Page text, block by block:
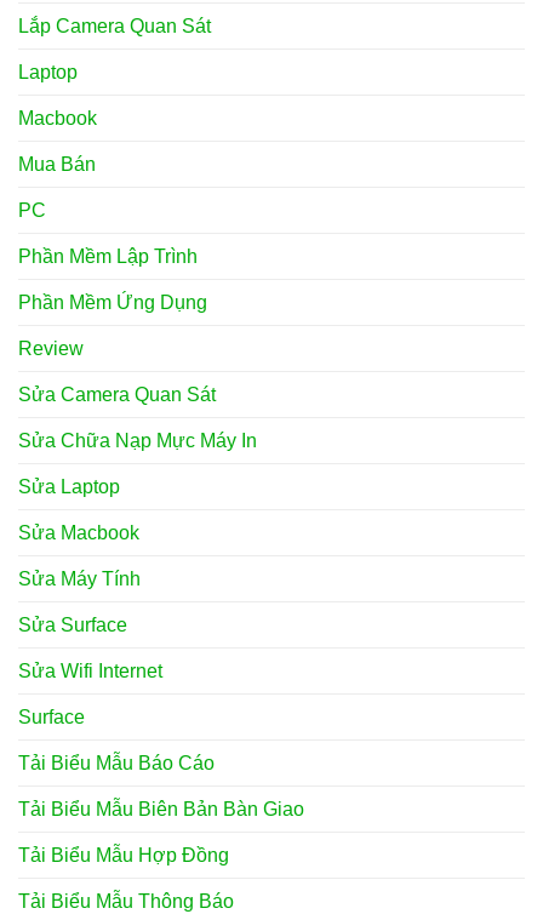
Lắp Camera Quan Sát
Laptop
Macbook
Mua Bán
PC
Phần Mềm Lập Trình
Phần Mềm Ứng Dụng
Review
Sửa Camera Quan Sát
Sửa Chữa Nạp Mực Máy In
Sửa Laptop
Sửa Macbook
Sửa Máy Tính
Sửa Surface
Sửa Wifi Internet
Surface
Tải Biểu Mẫu Báo Cáo
Tải Biểu Mẫu Biên Bản Bàn Giao
Tải Biểu Mẫu Hợp Đồng
Tải Biểu Mẫu Thông Báo